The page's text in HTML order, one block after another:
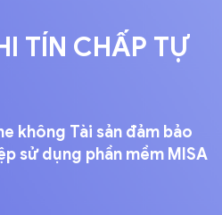
TÍN CHẤP TỰ
không Tài sản đảm bảo
sử dụng phần mềm MISA